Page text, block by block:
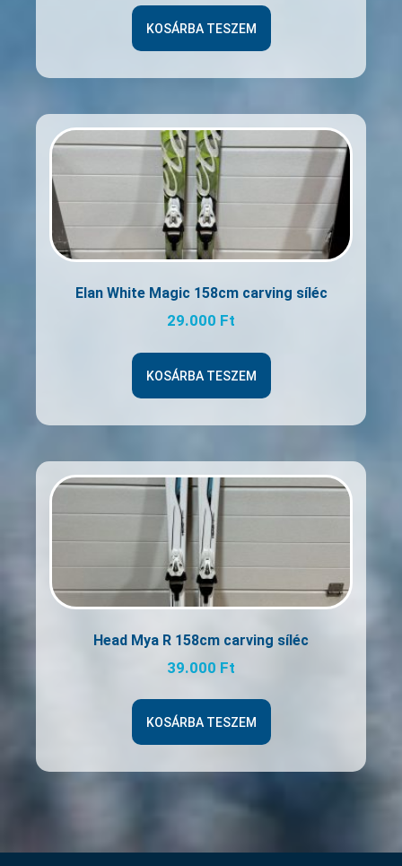
KOSÁRBA TESZEM
Elan White Magic 158cm carving síléc
29.000 Ft
KOSÁRBA TESZEM
Head Mya R 158cm carving síléc
39.000 Ft
KOSÁRBA TESZEM